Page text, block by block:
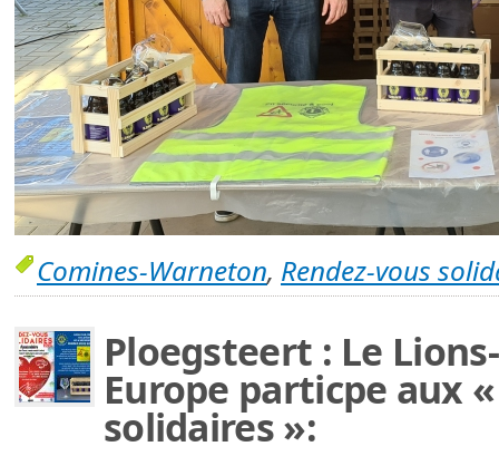
Comines-Warneton, Rendez-vous
Ploegsteert : Le
Europe particpe aux
solidaires »: